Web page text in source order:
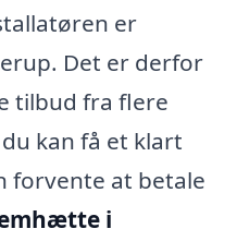
er
Det er derfor
tilbud fra flere
kan få et klart
forvente at betale
i